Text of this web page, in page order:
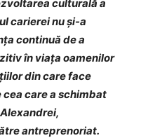
culturală a
carierei nu și-a
continuă de a
în viața oamenilor
din care face
care a schimbat
antreprenoriat.